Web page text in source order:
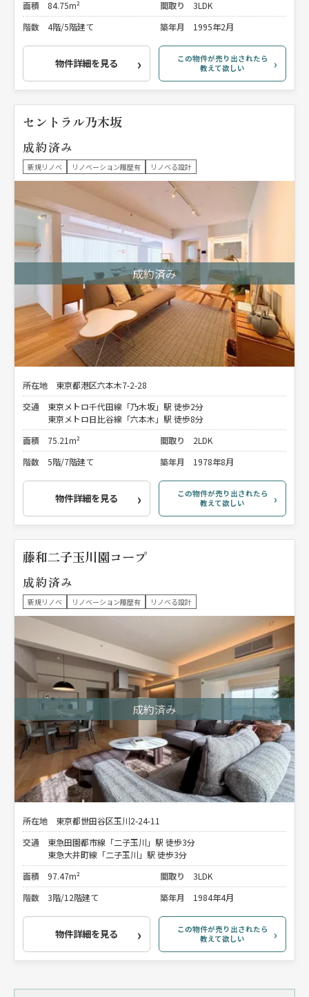
面積 84.75m² 間取り
3LDK
階数
4階/5階建て 築年月 1995年2月
物件詳細を見る
この物件が売り出されたら
教えて欲しい
セントラル乃木坂
成約済み
新規リノベ リノベーション履歴有 リノベる設計
所在地
東京都港区六本木7-2-28
交通
東京メトロ千代田線「乃木坂」駅 徒歩2分
東京メトロ日比谷線「六本木」駅 徒歩8分
面積
75.21m² 間取り
2LDK
階数
5階/7階建て 築年月 1978年8月
物件詳細を見る
この物件が売り出されたら
教えて欲しい
藤和二子玉川園コープ
成約済み
新規リノベ リノベーション履歴有 リノベる設計
所在地
東京都世田谷区玉川2-24-11
交通
東急田園都市線「二子玉川」駅 徒歩3分
東急大井町線「二子玉川」駅 徒歩3分
面積
97.47m² 間取り
3LDK
階数
3階/12階建て 築年月 1984年4月
物件詳細を見る
この物件が売り出されたら
教えて欲しい